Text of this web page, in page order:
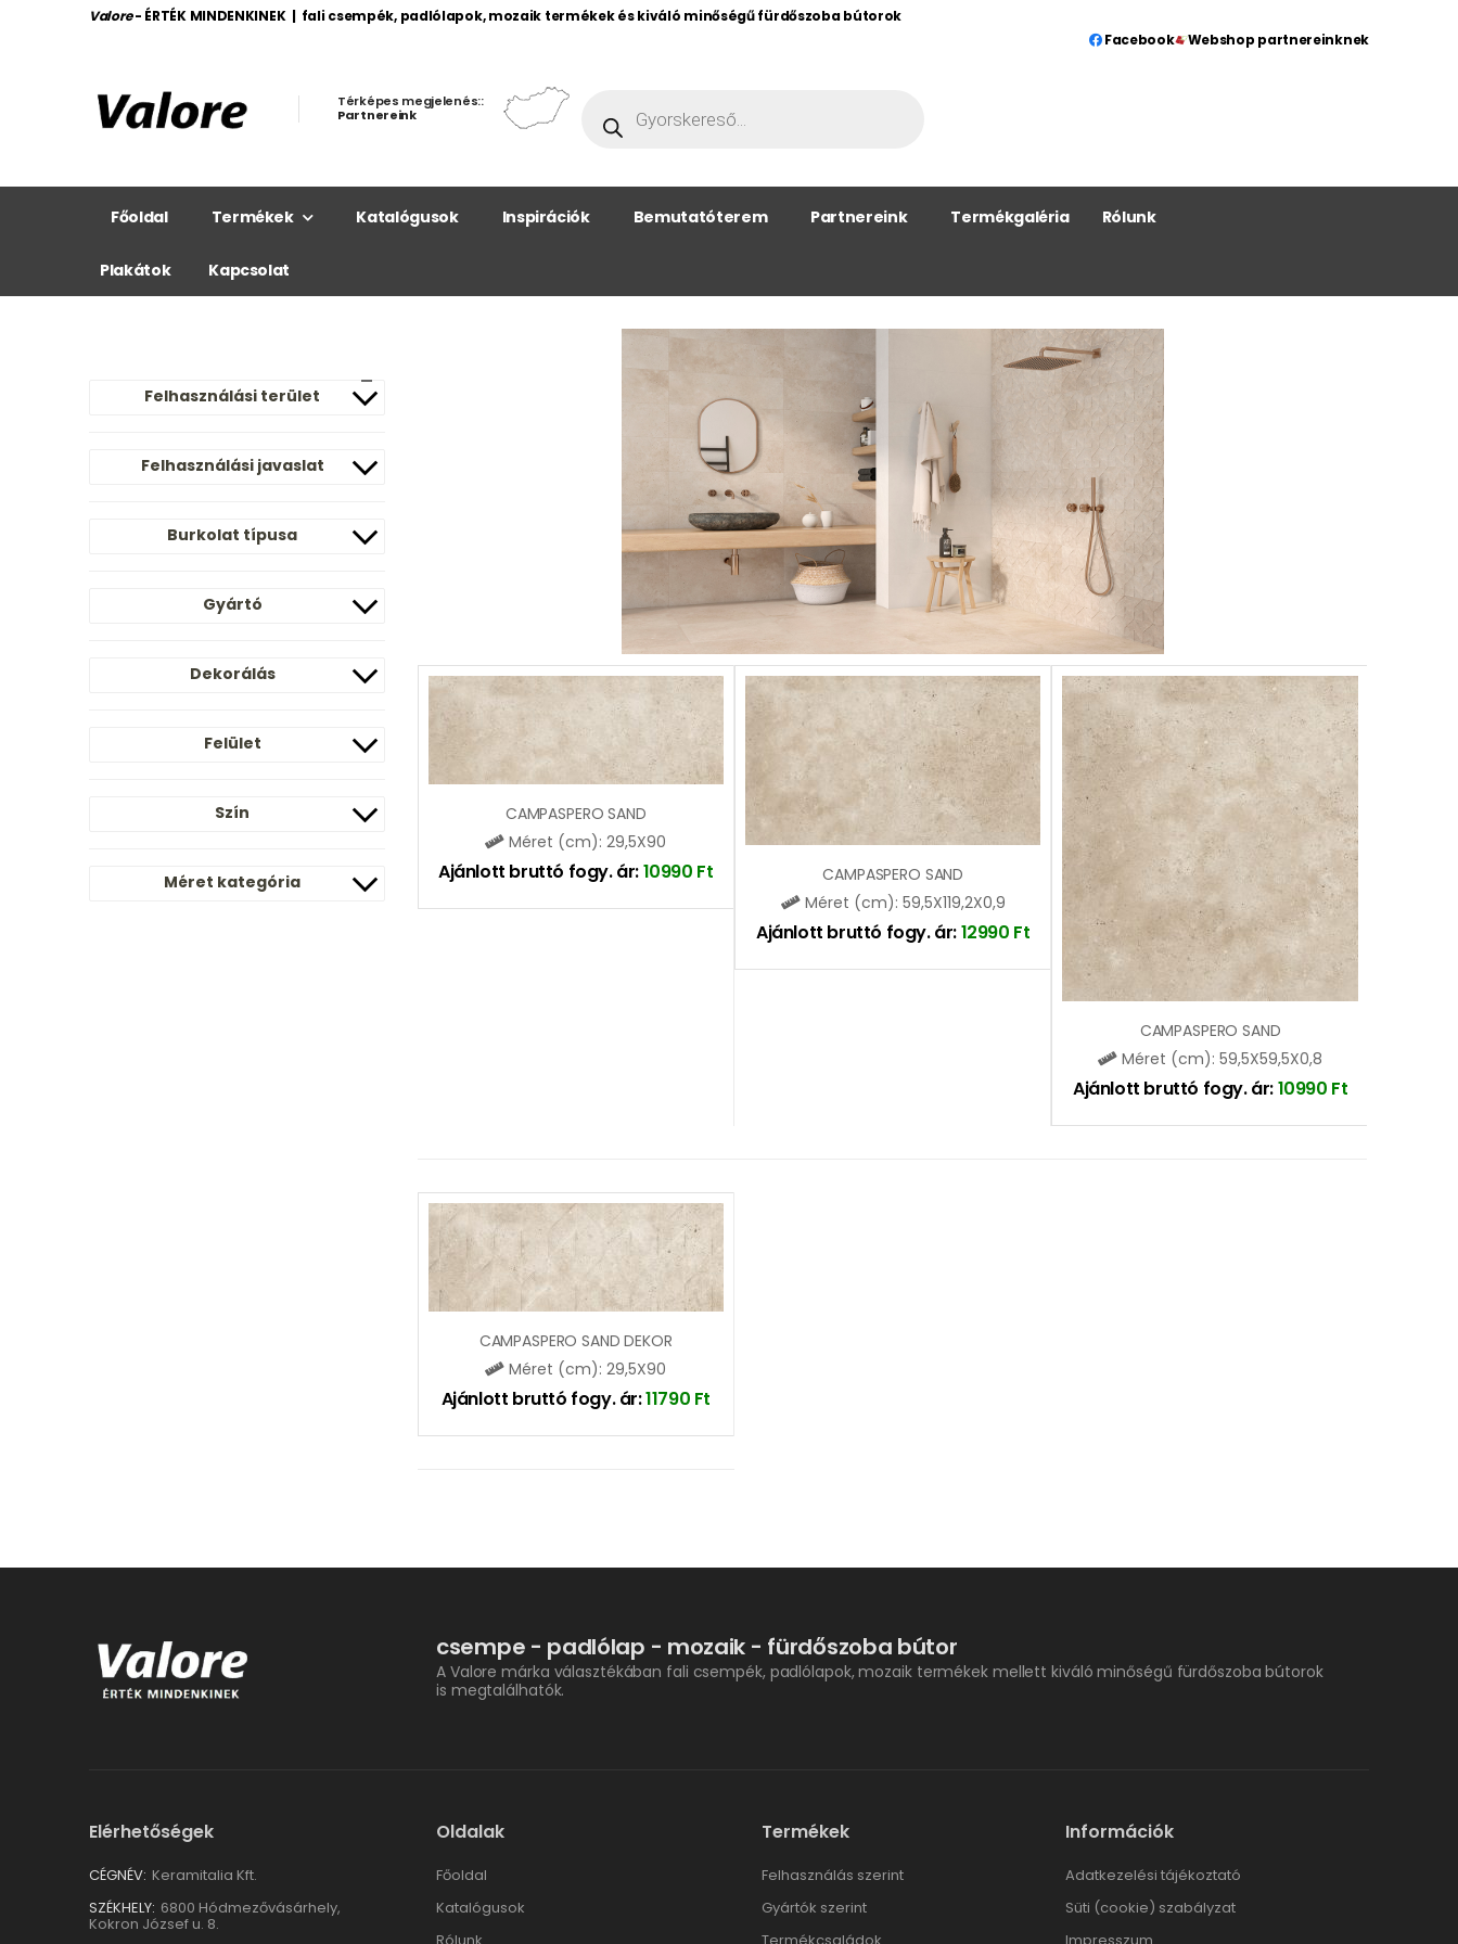
Valore - ÉRTÉK MINDENKINEK | fali csempék, padlólapok, mozaik termékek és kiváló minőségű fürdőszoba bútorok
Facebook
Webshop partnereinknek
Térképes megjelenés::
Partnereink
Főoldal Termékek Katalógusok Inspirációk Bemutatóterem Partnereink Termékgaléria Rólunk
Plakátok Kapcsolat
Felhasználási terület
Felhasználási javaslat
Burkolat típusa
Gyártó
Dekorálás
Felület
Szín
Méret kategória
CAMPASPERO SAND
Méret (cm): 29,5X90
Ajánlott bruttó fogy. ár:10990 Ft
CAMPASPERO SAND
Méret (cm): 59,5X119,2X0,9
Ajánlott bruttó fogy. ár:12990 Ft
CAMPASPERO SAND
Méret (cm): 59,5X59,5X0,8
Ajánlott bruttó fogy. ár:10990 Ft
CAMPASPERO SAND DEKOR
Méret (cm): 29,5X90
Ajánlott bruttó fogy. ár:11790 Ft
csempe - padlólap - mozaik - fürdőszoba bútor
A Valore márka választékában fali csempék, padlólapok, mozaik termékek mellett kiváló minőségű fürdőszoba bútorok
is megtalálhatók.
Elérhetőségek
CÉGNÉV: Keramitalia Kft.
SZÉKHELY: 6800 Hódmezővásárhely,
Kokron József u. 8.
Oldalak
Főoldal
Katalógusok
Termékek
Felhasználás szerint
Gyártók szerint
Információk
Adatkezelési tájékoztató
Süti (cookie) szabályzat